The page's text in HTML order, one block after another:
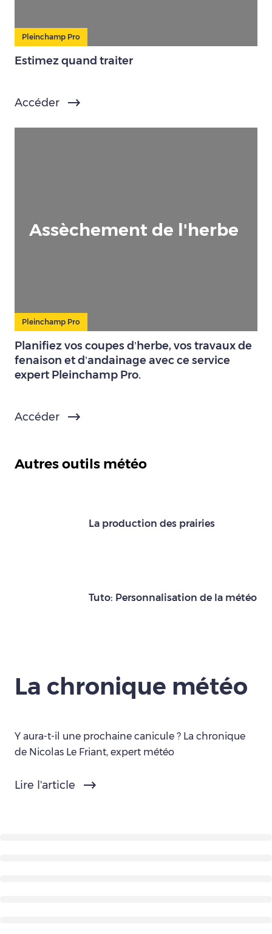
Pleinchamp Pro
Estimez quand traiter
Accéder
Assèchement de l'herbe
Pleinchamp Pro
Planifiez vos coupes d’herbe, vos travaux de
fenaison et d’andainage avec ce service
expert Pleinchamp Pro.
Accéder
Autres outils météo
La production des prairies
Tuto: Personnalisation de la météo
La chronique météo
Y aura-t-il une prochaine canicule ? La chronique
de Nicolas Le Friant, expert météo
Lire l'article